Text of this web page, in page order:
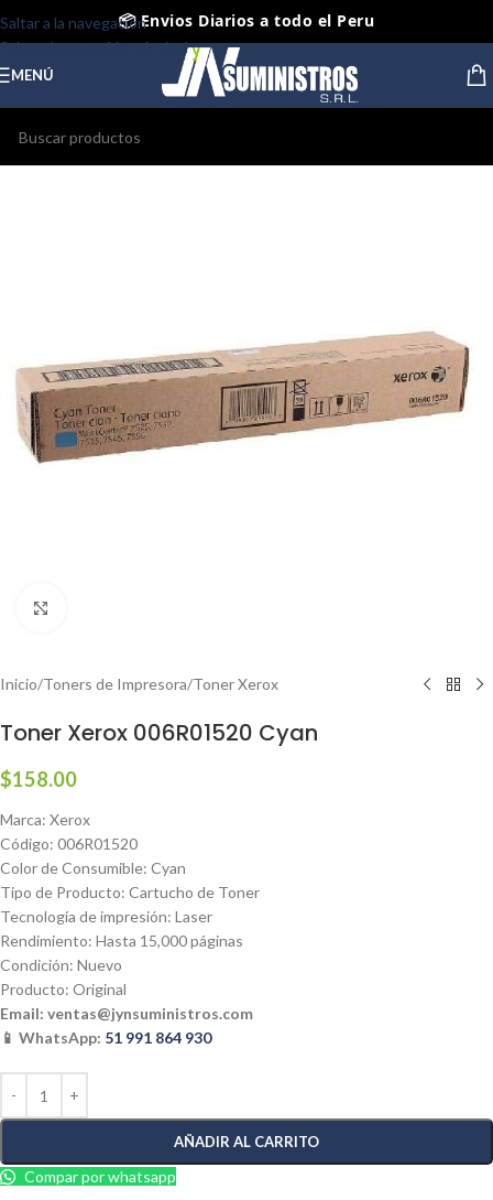
Saltar a la navegación
Saltar al contenido principal
📦 Envios Diarios a todo el Peru
🤝 Pago contra entrega Lima y Callao
⭐ Productos Originales y Nuevos
MENÚ
Inicio/Toners de Impresora/Toner Xerox
Toner Xerox 006R01520 Cyan
$158.00
Marca: Xerox
Código: 006R01520
Color de Consumible: Cyan
Tipo de Producto: Cartucho de Toner
Tecnología de impresión: Laser
Rendimiento: Hasta 15,000 páginas
Condición: Nuevo
Producto: Original
Email: ventas@jynsuministros.com
📱 WhatsApp: 51 991 864 930
AÑADIR AL CARRITO
Compar por whatsapp